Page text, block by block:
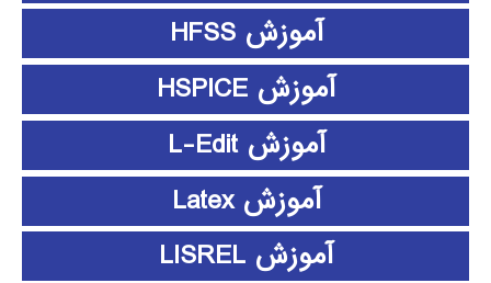
آموزش HFSS
آموزش HSPICE
آموزش L-Edit
آموزش Latex
آموزش LISREL